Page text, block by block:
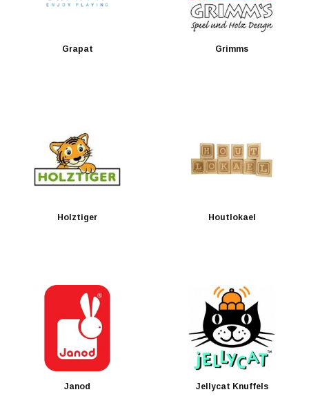
Grapat Grimms
Holztiger Houtlokael
Janod Jellycat Knuffels